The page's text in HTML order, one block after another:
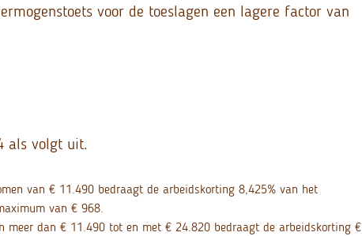
voor de toeslagen een lagere factor van
als volgt uit.
van € 11.490 bedraagt de arbeidskorting 8,425% van het
van € 968.
meer dan € 11.490 tot en met € 24.820 bedraagt de arbeidskorting €